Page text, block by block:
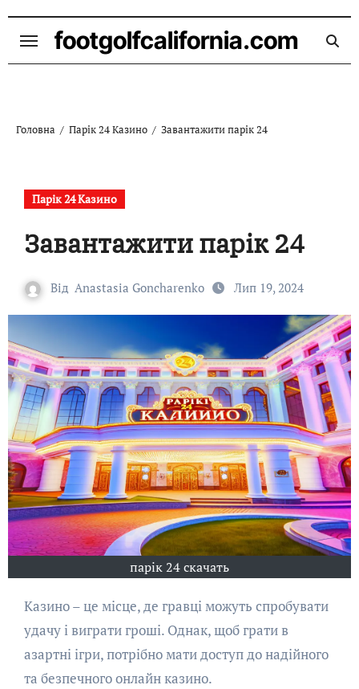
footgolfcalifornia.com
Головна Парік 24 Казино Завантажити парік 24
Парік 24 Казино
Завантажити парік 24
Від Anastasia Goncharenko Лип 19, 2024
парік 24 скачать
Казино – це місце, де гравці можуть спробувати
удачу і виграти гроші. Однак, щоб грати в
азартні ігри, потрібно мати доступ до надійного
та безпечного онлайн казино.